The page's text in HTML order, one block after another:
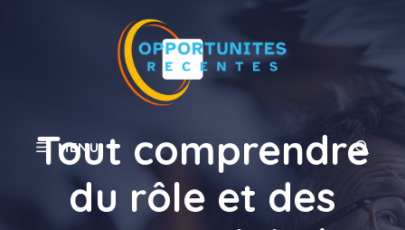
MENU
Tout comprendre
du rôle et des